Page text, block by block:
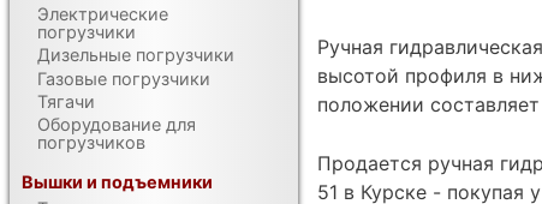
Ручная
высотой профиля в
положении
Продается ручная
51 в Курске - покупая
Электрические
погрузчики
Дизельные погрузчики
Газовые погрузчики
Тягачи
Оборудование для
погрузчиков
Вышки и подъемники